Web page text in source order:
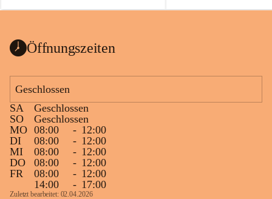
a
a
Öffnungszeiten
Geschlossen
SA
Geschlossen
SO
Geschlossen
MO 08:00 - 12:00
DI
08:00 - 12:00
MI
08:00 - 12:00
DO
08:00 - 12:00
FR
08:00 - 12:00
14:00
- 17:00
Zuletzt bearbeitet: 02.04.2026